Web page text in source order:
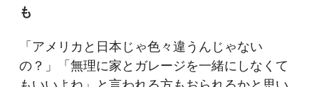
も
「アメリカと日本じゃ色々違うんじゃない
の？」「無理に家とガレージを一緒にしなくて